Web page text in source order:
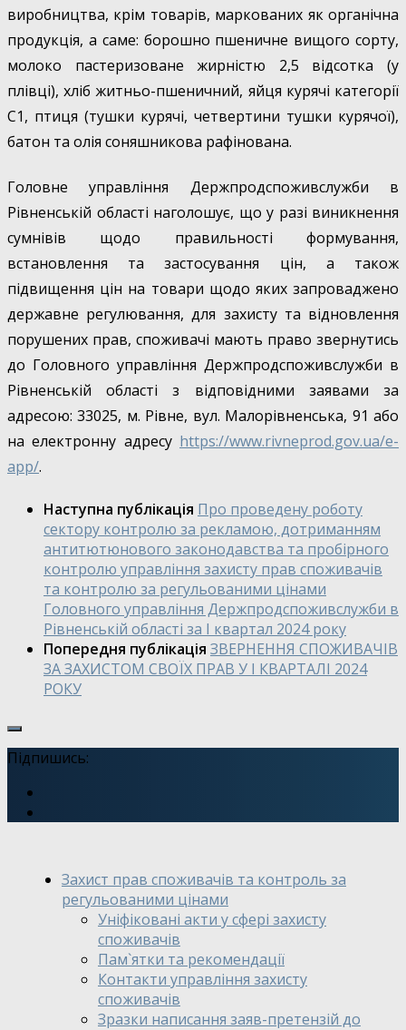
виробництва, крім товарів, маркованих як органічна
продукція, а саме: борошно пшеничне вищого сорту,
молоко пастеризоване жирністю 2,5 відсотка (у
плівці), хліб житньо-пшеничний, яйця курячі категорії
С1, птиця (тушки курячі, четвертини тушки курячої),
батон та олія соняшникова рафінована.
Головне управління Держпродспоживслужби в
Рівненській області наголошує, що у разі виникнення
сумнівів щодо правильності формування,
встановлення та застосування цін, а також
підвищення цін на товари щодо яких запроваджено
державне регулювання, для захисту та відновлення
порушених прав, споживачі мають право звернутись
до Головного управління Держпродспоживслужби в
Рівненській області з відповідними заявами за
адресою: 33025, м. Рівне, вул. Малорівненська, 91 або
на електронну адресу https://www.rivneprod.gov.ua/e-
app/.
Наступна публікація Про проведену роботу
сектору контролю за рекламою, дотриманням
антитютюнового законодавства та пробірного
контролю управління захисту прав споживачів
та контролю за регульованими цінами
Головного управління Держпродспоживслужби в
Рівненській області за І квартал 2024 року
Попередня публікація ЗВЕРНЕННЯ СПОЖИВАЧІВ
ЗА ЗАХИСТОМ СВОЇХ ПРАВ У І КВАРТАЛІ 2024
РОКУ
Підпишись:
Захист прав споживачів та контроль за
регульованими цінами
Уніфіковані акти у сфері захисту
споживачів
Пам`ятки та рекомендації
Контакти управління захисту
споживачів
Зразки написання заяв-претензій до